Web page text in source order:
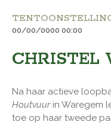
00/00/0000 00:00
CHRISTEL
Na haar actieve
Houtvuur in Waregem
toe op haar tweede